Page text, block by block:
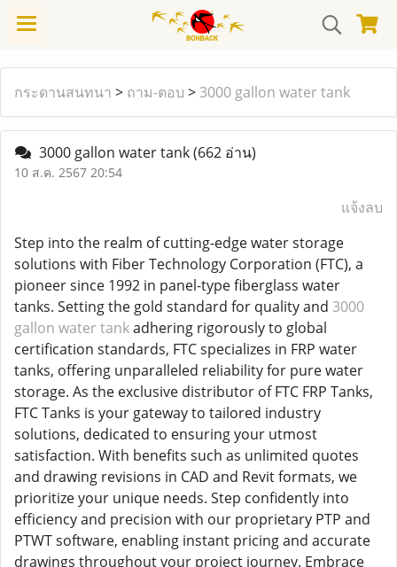
กระดานสนทนา > ถาม-ตอบ > 3000 gallon water tank
3000 gallon water tank(662 อ่าน)
10 ส.ค. 2567 20:54
แจ้งลบ
Step into the realm of cutting-edge water storage
solutions with Fiber Technology Corporation (FTC), a
pioneer since 1992 in panel-type fiberglass water
tanks. Setting the gold standard for quality and 3000
gallon water tankadhering rigorously to global
certification standards, FTC specializes in FRP water
tanks, offering unparalleled reliability for pure water
storage. As the exclusive distributor of FTC FRP Tanks,
FTC Tanks is your gateway to tailored industry
solutions, dedicated to ensuring your utmost
satisfaction. With benefits such as unlimited quotes
and drawing revisions in CAD and Revit formats, we
prioritize your unique needs. Step confidently into
efficiency and precision with our proprietary PTP and
PTWT software, enabling instant pricing and accurate
drawings throughout your project journey. Embrace